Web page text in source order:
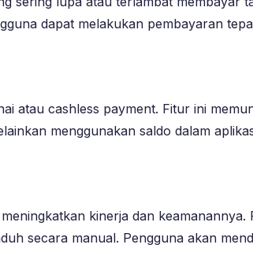
dapat melakukan pembayaran
atau cashless payment. Fitur ini
menggunakan saldo dalam
kinerja dan
secara manual. Pengguna akan